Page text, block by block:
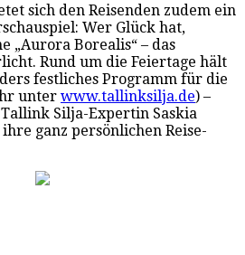
sich den Reisenden zudem ein
Wer Glück hat,
„Aurora Borealis“ – das
Rund um die Feiertage hält
festliches Programm für die
unter www.tallinksilja.de) –
Silja-Expertin Saskia
ganz persönlichen Reise-